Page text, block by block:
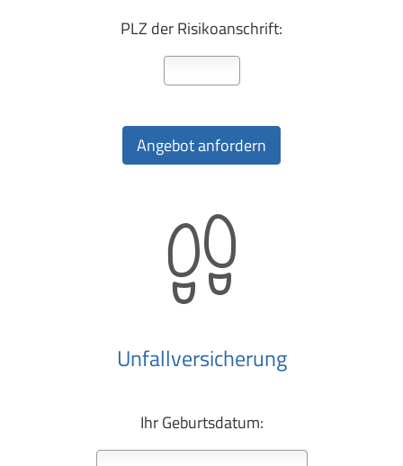
PLZ der Risiko­anschrift:
Unfall­ver­si­che­rung
Ihr Geburts­datum: